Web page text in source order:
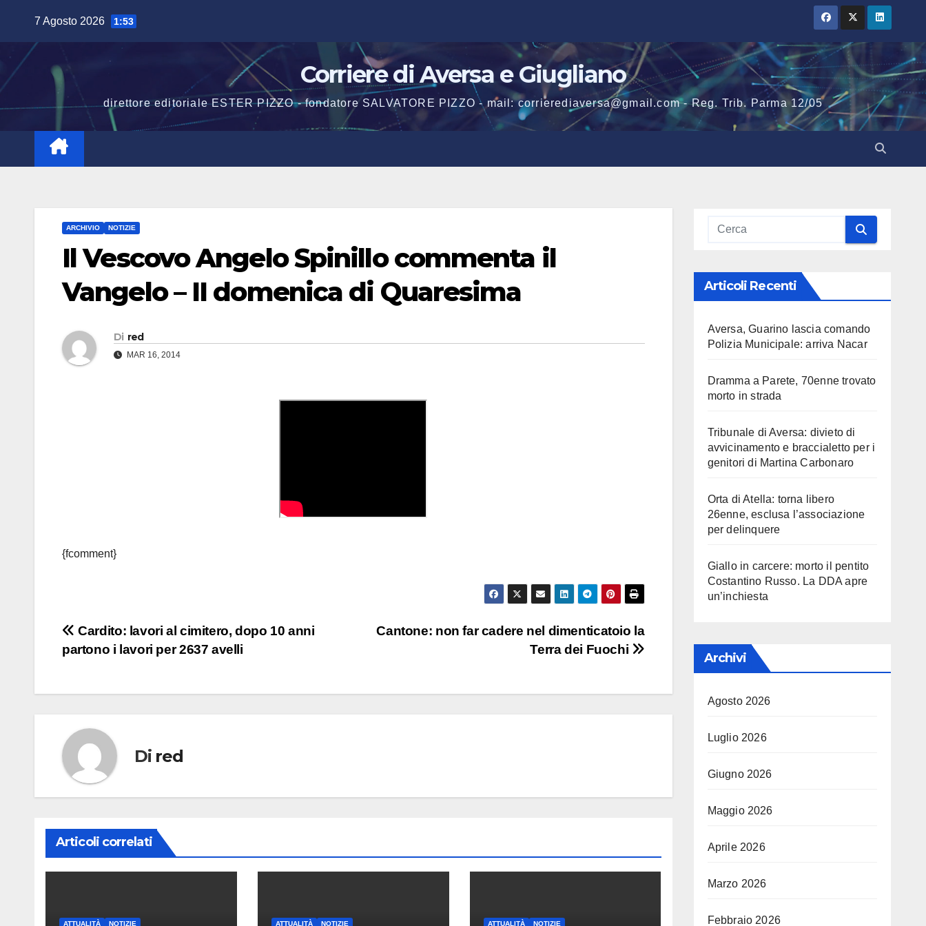
contenuto
7 Agosto 2026 1:53
Corriere di Aversa e Giugliano
direttore editoriale ESTER PIZZO - fondatore SALVATORE PIZZO - mail: corrierediaversa@gmail.com - Reg. Trib. Parma 12/05
ARCHIVIO NOTIZIE
Il Vescovo Angelo Spinillo commenta il
Vangelo – II domenica di Quaresima
Di red
MAR 16, 2014
{fcomment}
Navigazione
articoli
Cantone: non far cadere nel dimenticatoio la
Terra dei Fuochi
Cardito: lavori al cimitero, dopo 10 anni
partono i lavori per 2637 avelli
Di red
Articoli correlati
ATTUALITÀ NOTIZIE ATTUALITÀ NOTIZIE ATTUALITÀ NOTIZIE
Articoli Recenti
Aversa, Guarino lascia comando
Polizia Municipale: arriva Nacar
Dramma a Parete, 70enne trovato
morto in strada
Tribunale di Aversa: divieto di
avvicinamento e braccialetto per i
genitori di Martina Carbonaro
Orta di Atella: torna libero
26enne, esclusa l’associazione
per delinquere
Giallo in carcere: morto il pentito
Costantino Russo. La DDA apre
un’inchiesta
Archivi
Agosto 2026
Luglio 2026
Giugno 2026
Maggio 2026
Aprile 2026
Marzo 2026
Febbraio 2026